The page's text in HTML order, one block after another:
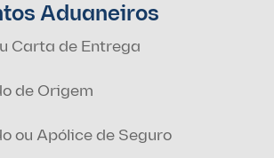
Aduaneiros
Carta de Entrega
de Origem
ou Apólice de Seguro